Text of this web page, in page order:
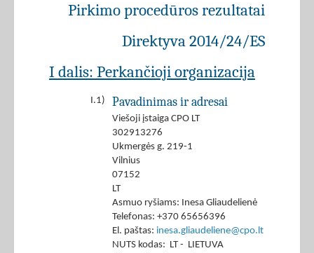
Pirkimo procedūros rezultatai
Direktyva 2014/24/ES
I dalis: Perkančioji organizacija
I.1) Pavadinimas ir adresai
Viešoji įstaiga CPO LT
302913276
Ukmergės g. 219-1
Vilnius
07152
LT
Asmuo ryšiams: Inesa Gliaudelienė
Telefonas: +370 65656396
El. paštas: inesa.gliaudeliene@cpo.lt
NUTS kodas: LT - LIETUVA